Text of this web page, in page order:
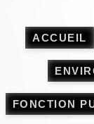
ACCUEIL
FONCTION